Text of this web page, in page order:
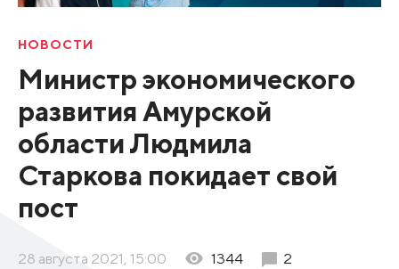
НОВОСТИ
Министр экономического
развития Амурской
области Людмила
Старкова покидает свой
пост
28 августа 2021, 15:00 1344 2